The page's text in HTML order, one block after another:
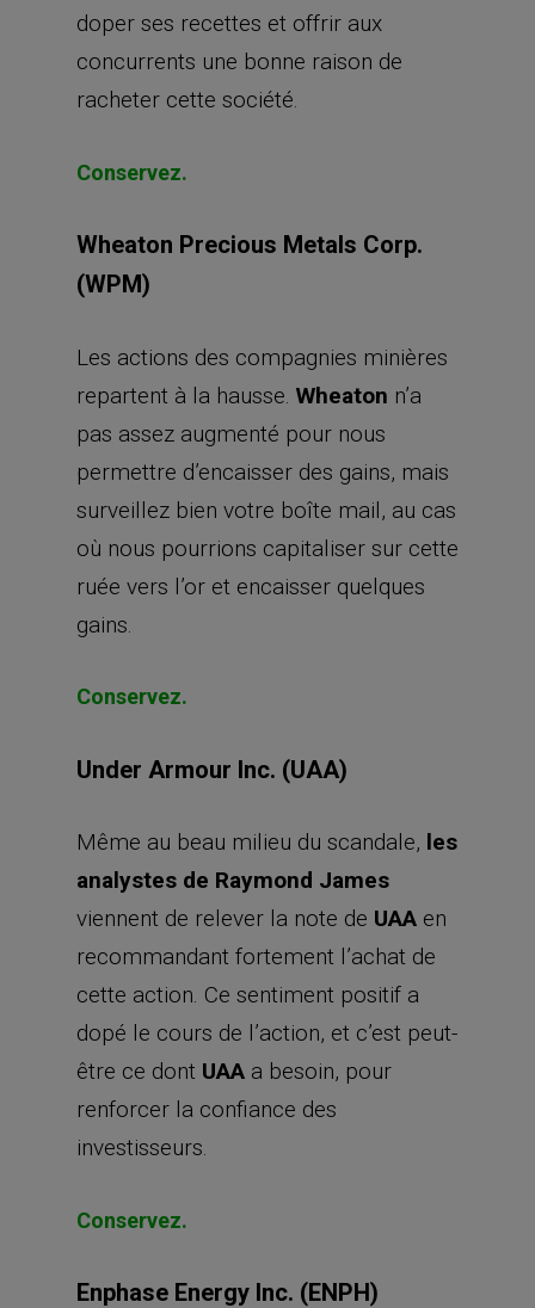
doper ses recettes et offrir aux
concurrents une bonne raison de
racheter cette société.
Conservez.
Wheaton Precious Metals Corp.
(WPM)
Les actions des compagnies minières
repartent à la hausse. Wheaton n’a
pas assez augmenté pour nous
permettre d’encaisser des gains, mais
surveillez bien votre boîte mail, au cas
où nous pourrions capitaliser sur cette
ruée vers l’or et encaisser quelques
gains.
Conservez.
Under Armour Inc. (UAA)
Même au beau milieu du scandale, les
analystes de Raymond James
viennent de relever la note de UAA en
recommandant fortement l’achat de
cette action. Ce sentiment positif a
dopé le cours de l’action, et c’est peut-
être ce dont UAA a besoin, pour
renforcer la confiance des
investisseurs.
Conservez.
Enphase Energy Inc. (ENPH)